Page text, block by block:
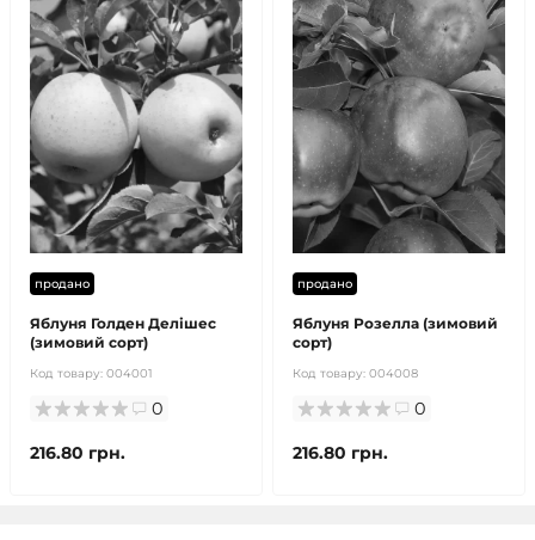
продано
Яблуня Голден Делішес
(зимовий сорт)
Код товару: 004001
0
216.80 грн.
продано
Яблуня Розелла (зимовий
сорт)
Код товару: 004008
0
216.80 грн.